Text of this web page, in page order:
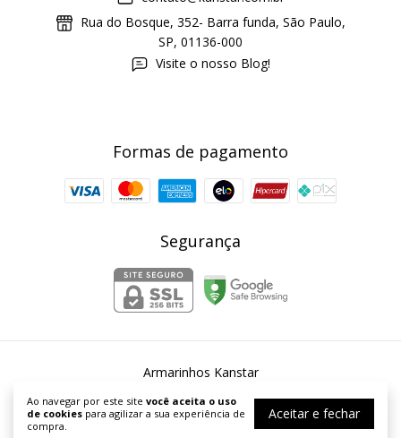
Ao navegar por este site você aceita o uso
de cookies para agilizar a sua experiência de
compra.
Aceitar e fechar
Rua do Bosque, 352- Barra funda, São Paulo,
SP, 01136-000
Visite o nosso Blog!
Formas de pagamento
Segurança
Armarinhos Kanstar
reservados.